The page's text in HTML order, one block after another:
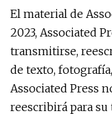
El material de
2023, Associated
transmitirse,
de texto,
Associated Press
reescribirá para